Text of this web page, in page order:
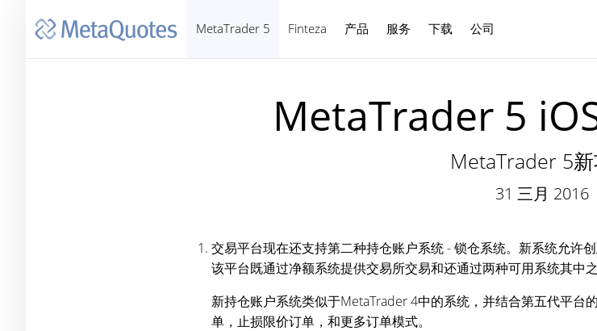
MetaTrader 5 Finteza 产品 服务 下载 公司
MetaTrader 5
MetaTrader 5
31 三月 2016
交易平台现在还支持第二种持仓账户系统 - 锁仓系统。新系统允许
该平台既通过净额系统提供交易所交易和还通过两种可用系统其中之
新持仓账户系统类似于MetaTrader 4中的系统，并结合第五代平台
单，止损限价订单，和更多订单模式。